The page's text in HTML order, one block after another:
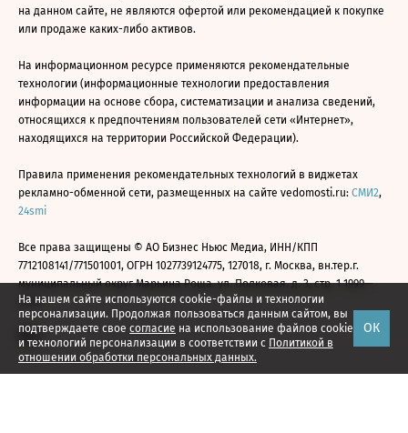
На нашем сайте используются cookie-файлы и технологии
персонализации. Продолжая пользоваться данным сайтом, вы
подтверждаете свое согласие на использование файлов cookie
и технологий персонализации в соответствии с Политикой в
отношении обработки персональных данных.
ОК
на данном сайте, не являются офертой или рекомендацией к покупке
или продаже каких-либо активов.
На информационном ресурсе применяются рекомендательные
технологии (информационные технологии предоставления
информации на основе сбора, систематизации и анализа сведений,
относящихся к предпочтениям пользователей сети «Интернет»,
находящихся на территории Российской Федерации).
Правила применения рекомендательных технологий в виджетах
рекламно-обменной сети, размещенных на сайте vedomosti.ru: СМИ2,
24smi
Все права защищены © АО Бизнес Ньюс Медиа, ИНН/КПП
7712108141/771501001, ОГРН 1027739124775, 127018, г. Москва, вн.тер.г.
муниципальный округ Марьина Роща, ул. Полковая, д. 3, стр. 1 1999—
2026